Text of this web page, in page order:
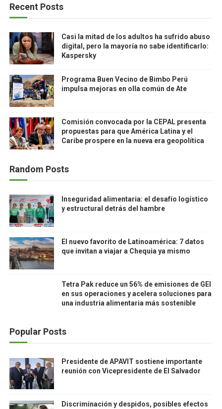
Recent Posts
Casi la mitad de los adultos ha sufrido abuso
digital, pero la mayoría no sabe identificarlo:
Kaspersky
Programa Buen Vecino de Bimbo Perú
impulsa mejoras en olla común de Ate
Comisión convocada por la CEPAL presenta
propuestas para que América Latina y el
Caribe prospere en la nueva era geopolítica
Random Posts
Inseguridad alimentaria: el desafío logístico
y estructural detrás del hambre
El nuevo favorito de Latinoamérica: 7 datos
que invitan a viajar a Chequia ya mismo
Tetra Pak reduce un 56% de emisiones de GEI
en sus operaciones y acelera soluciones para
una industria alimentaria más sostenible
Popular Posts
Presidente de APAVIT sostiene importante
reunión con Vicepresidente de El Salvador
Discriminación y despidos, posibles efectos